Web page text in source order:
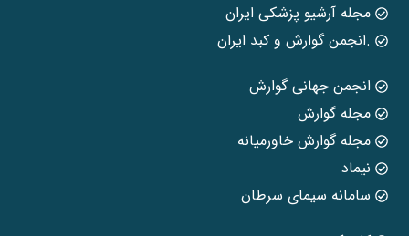
مجله آرشیو پزشکی ایران
.انجمن گوارش و کبد ایران
انجمن جهانی گوارش
مجله گوارش
مجله گوارش خاورمیانه
نیماد
سامانه سیمای سرطان